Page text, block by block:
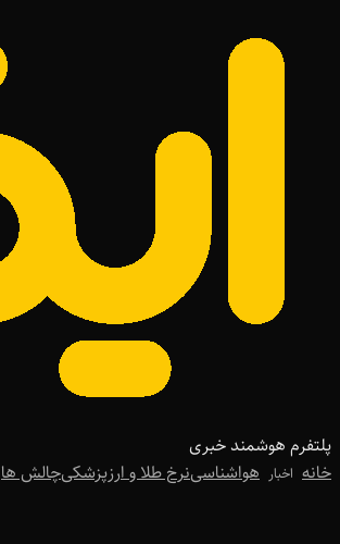
پلتفرم هوشمند خبری
خانه اخبار هواشناسینرخ طلا و ارزپزشکیچالش ها